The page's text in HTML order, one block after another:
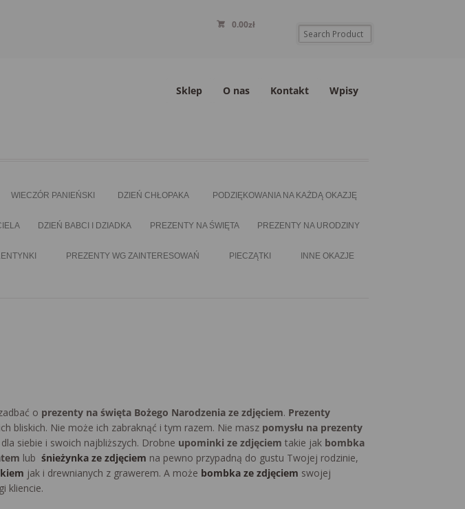
0.00zł
Sklep O nas Kontakt Wpisy
WIECZÓR PANIEŃSKI DZIEŃ CHŁOPAKA PODZIĘKOWANIA NA KAŻDĄ OKAZJĘ
DZIEŃ BABCI I DZIADKA PREZENTY NA ŚWIĘTA PREZENTY NA URODZINY
PREZENTY WG ZAINTERESOWAŃ PIECZĄTKI INNE OKAZJE
o prezenty na święta Bożego Narodzenia ze zdjęciem. Prezenty
bliskich. Nie może ich zabraknąć i tym razem. Nie masz pomysłu na prezenty
siebie i swoich najbliższych. Drobne upominki ze zdjęciem takie jak bombka
lub śnieżynka ze zdjęciem na pewno przypadną do gustu Twojej rodzinie,
jak i drewnianych z grawerem. A może bombka ze zdjęciem swojej
kliencie.